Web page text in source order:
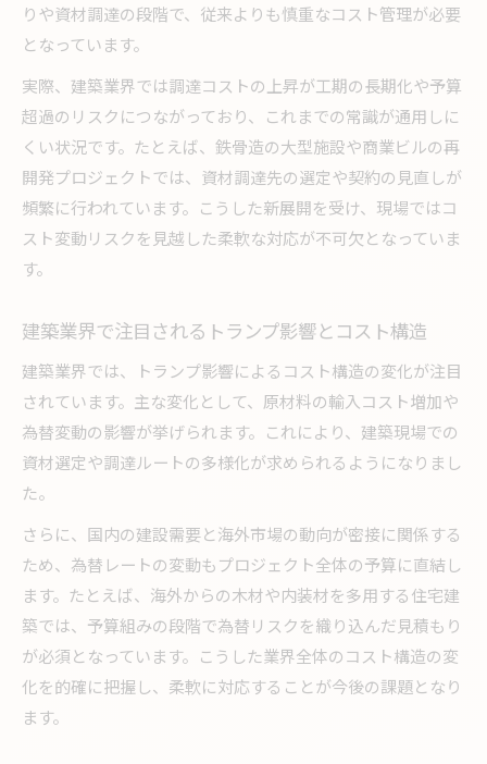
りや資材調達の段階で、従来よりも慎重なコスト管理が必要
となっています。
実際、建築業界では調達コストの上昇が工期の長期化や予算
超過のリスクにつながっており、これまでの常識が通用しに
くい状況です。たとえば、鉄骨造の大型施設や商業ビルの再
開発プロジェクトでは、資材調達先の選定や契約の見直しが
頻繁に行われています。こうした新展開を受け、現場ではコ
スト変動リスクを見越した柔軟な対応が不可欠となっていま
す。
建築業界で注目されるトランプ影響とコスト構造
建築業界では、トランプ影響によるコスト構造の変化が注目
されています。主な変化として、原材料の輸入コスト増加や
為替変動の影響が挙げられます。これにより、建築現場での
資材選定や調達ルートの多様化が求められるようになりまし
た。
さらに、国内の建設需要と海外市場の動向が密接に関係する
ため、為替レートの変動もプロジェクト全体の予算に直結し
ます。たとえば、海外からの木材や内装材を多用する住宅建
築では、予算組みの段階で為替リスクを織り込んだ見積もり
が必須となっています。こうした業界全体のコスト構造の変
化を的確に把握し、柔軟に対応することが今後の課題となり
ます。